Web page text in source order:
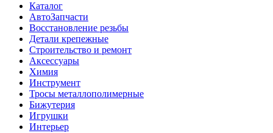
Каталог
АвтоЗапчасти
Восстановление резьбы
Детали крепежные
Строительство и ремонт
Аксессуары
Химия
Инструмент
Тросы металлополимерные
Бижутерия
Игрушки
Интерьер